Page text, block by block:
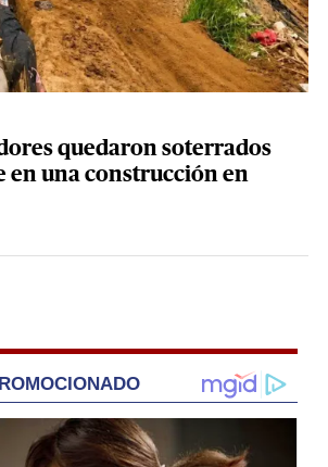
quedaron soterrados
en una construcción en